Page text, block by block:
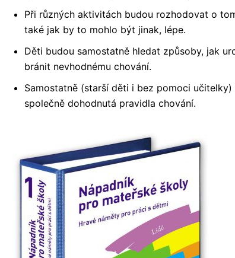
Při různých aktivitách budou rozhodovat o
také jak by to mohlo být jinak, lépe.
Děti budou samostatně hledat způsoby, jak
bránit nevhodnému chování.
Samostatně (starší děti i bez pomoci
společně dohodnutá pravidla chování.